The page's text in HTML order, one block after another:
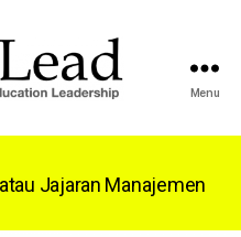
Menu
Jajaran Manajemen